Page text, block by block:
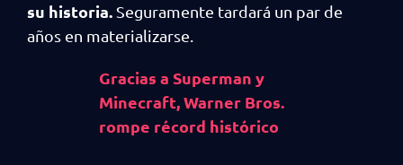
su historia. Seguramente tardará un par de
años en materializarse.
Gracias a Superman y
Minecraft, Warner Bros.
rompe récord histórico